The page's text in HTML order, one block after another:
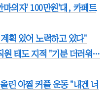
마의자' 100만원'대, 카페트
획 있어 노력하고 있다"
태도 지적 "기분 더러워…
린 아찔 커플 운동 "내겐 너